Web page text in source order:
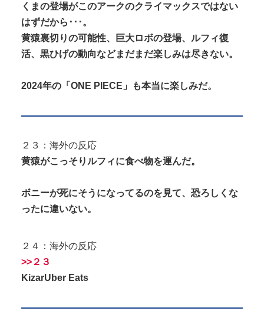
くまの登場がこのアークのクライマックスではない
はずだから･･･。
黄猿裏切りの可能性、巨大ロボの登場、ルフィ復
活、黒ひげの動向などまだまだ楽しみは尽きない。
2024年の「ONE PIECE」も本当に楽しみだ。
２３：海外の反応
黄猿がこっそりルフィに食べ物を運んだ。
ボニーが死にそうになってるのを見て、恐ろしくな
ったに違いない。
２４：海外の反応
>>２３
KizarUber Eats